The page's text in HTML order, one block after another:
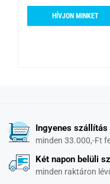
HÍVJON MINKET
Ingyenes szállítás
minden 33.000,-Ft
Két napon belüli
minden raktáron